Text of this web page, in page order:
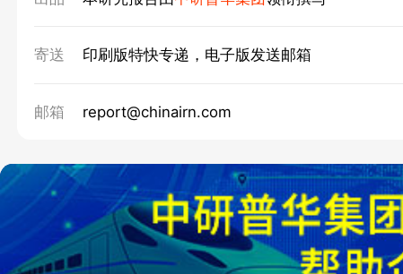
寄送 印刷版特快专递，电子版发送邮箱
邮箱 report@chinairn.com